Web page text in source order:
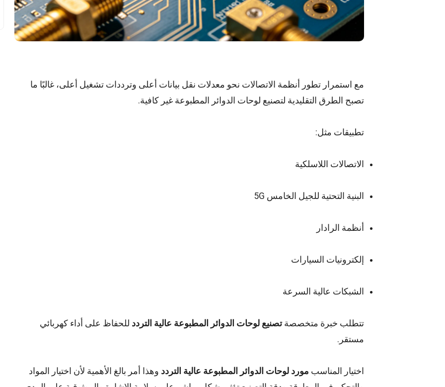
مع استمرار تطور أنظمة الاتصالات نحو معدلات نقل بيانات أعلى وترددات تشغيل أعلى، غالبًا ما
تصبح الطرق التقليدية لتصنيع لوحات الدوائر المطبوعة غير كافية.
تطبيقات مثل:
الاتصالات اللاسلكية
البنية التحتية للجيل الخامس 5G
أنظمة الرادار
إلكترونيات السيارات
الشبكات عالية السرعة
تتطلب خبرة متخصصةتصنيع لوحات الدوائر المطبوعة عالية التردد للحفاظ على أداء كهربائي
مستقر.
اختيار المناسب مورد لوحات الدوائر المطبوعة عالية التردد وهذا أمر بالغ الأهمية لأن اختيار المواد